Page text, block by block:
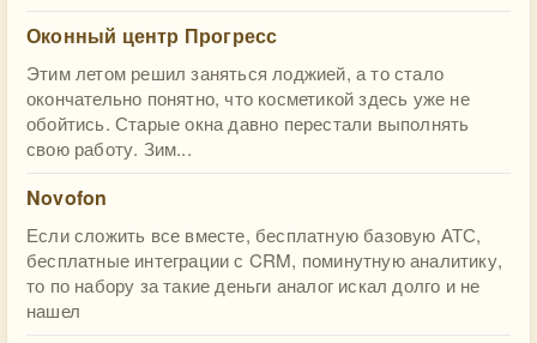
Оконный центр Прогресс
Этим летом решил заняться лоджией, а то стало
окончательно понятно, что косметикой здесь уже не
обойтись. Старые окна давно перестали выполнять
свою работу. Зим...
Novofon
Если сложить все вместе, бесплатную базовую АТС,
бесплатные интеграции с CRM, поминутную аналитику,
то по набору за такие деньги аналог искал долго и не
нашел